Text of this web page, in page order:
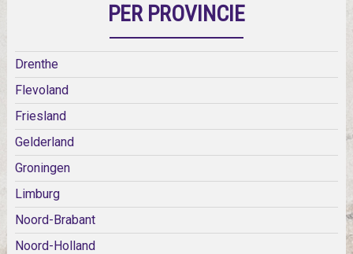
PER PROVINCIE
Drenthe
Flevoland
Friesland
Gelderland
Groningen
Limburg
Noord-Brabant
Noord-Holland